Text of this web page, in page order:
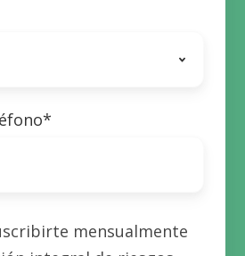
*
mensualmente